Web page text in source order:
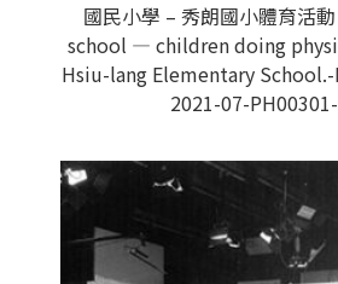
國民小學 – 秀朗國小體育活
school — children doing
Hsiu-lang Elementary School.-
2021-07-